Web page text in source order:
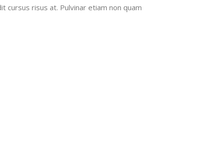
cursus risus at. Pulvinar etiam non quam